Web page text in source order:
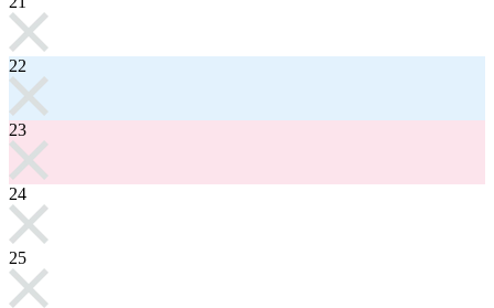
22
23
24
25